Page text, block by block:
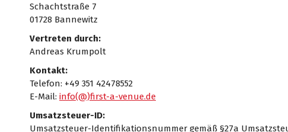
Schachtstraße 7
01728 Bannewitz
Vertreten durch:
Andreas Krumpolt
Kontakt:
Telefon: +49 351 42478552
E-Mail: info(@)first-a-venue.de
Umsatzsteuer-ID:
Umsatzsteuer-Identifikationsnummer gemäß §27a